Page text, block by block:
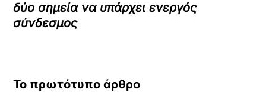
δύο σημεία να υπάρχει ενεργός
σύνδεσμος
Το πρωτότυπο άρθρο